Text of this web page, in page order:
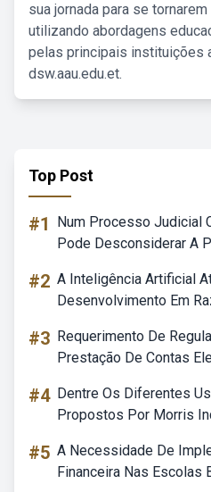
sua jornada para se
utilizando abordagens
pelas principais instituições
dsw.aau.edu.et.
Top Post
#1
Num Processo Judicial
Pode Desconsiderar A
#2 A Inteligência Artificial
Desenvolvimento Em
#3 Requerimento De
Prestação De Contas
#4 Dentre Os Diferentes
Propostos Por Morris
#5 A Necessidade De
Financeira Nas Escolas